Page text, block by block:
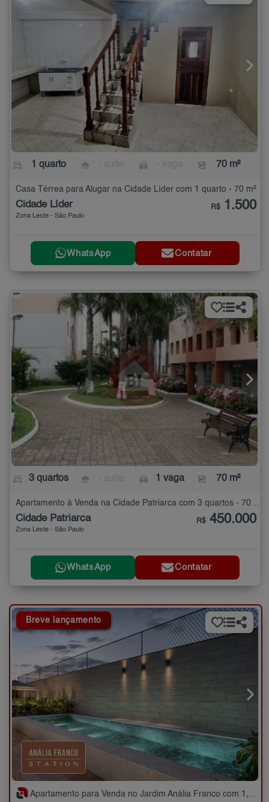
1 quarto 70 m²
Casa Térrea para Alugar na Cidade Líder com 1 quarto - 70 m²
Cidade Líder
Zona Leste - São Paulo
R$ 1.500
WhatsApp Contatar
3 quartos 1 vaga 70 m²
Apartamento à Venda na Cidade Patriarca com 3 quartos - 70 m²
Cidade Patriarca
Zona Leste - São Paulo
R$ 450.000
WhatsApp Contatar
Breve lançamento
Apartamento para Venda no Jardim Anália Franco com 1,2 quartos - 30 e 44 m²